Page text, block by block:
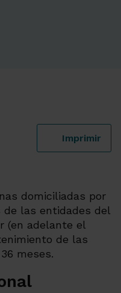
Imprimir
domiciliadas por
de las entidades del
(en adelante el
de las
meses.